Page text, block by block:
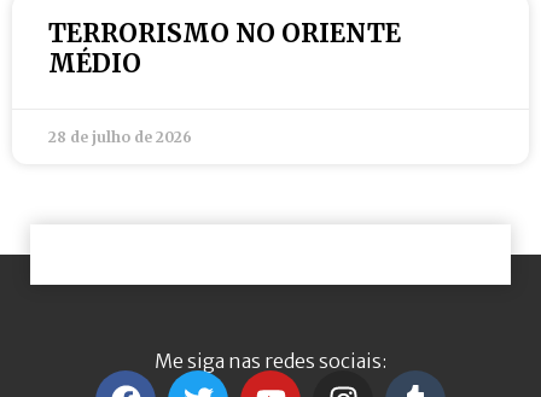
TERRORISMO NO ORIENTE
MÉDIO
28 de julho de 2026
Me siga nas redes sociais: